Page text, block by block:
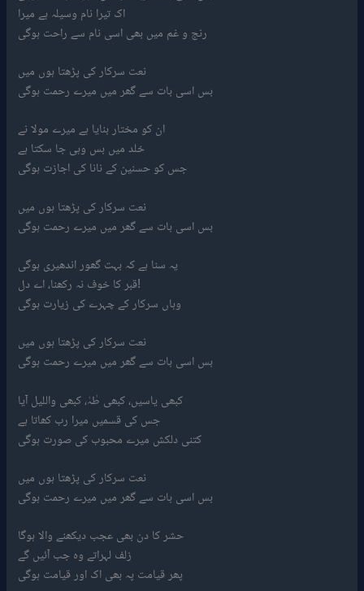
اک تیرا نام وسیلہ ہے میرا
رنج و غم میں بھی اسی نام سے راحت ہوگی
نعت سرکار کی پڑھتا ہوں میں
بس اسی بات سے گھر میں میرے رحمت ہوگی
ان کو مختار بنایا ہے میرے مولا نے
خلد میں بس وہی جا سکتا ہے
جس کو حسنین کے نانا کی اجازت ہوگی
نعت سرکار کی پڑھتا ہوں میں
بس اسی بات سے گھر میں میرے رحمت ہوگی
یہ سنا ہے کہ بہت گھور اندھیری ہوگی
قبر کا خوف نہ رکھنا، اے دل!
وہاں سرکار کے چہرے کی زیارت ہوگی
نعت سرکار کی پڑھتا ہوں میں
بس اسی بات سے گھر میں میرے رحمت ہوگی
کبھی یاسیں، کبھی طٰہٰ، کبھی واللیل آیا
جس کی قسمیں میرا رب کھاتا ہے
کتنی دلکش میرے محبوب کی صورت ہوگی
نعت سرکار کی پڑھتا ہوں میں
بس اسی بات سے گھر میں میرے رحمت ہوگی
حشر کا دن بھی عجب دیکھنے والا ہوگا
زلف لہراتے وہ جب آئیں گے
پھر قیامت پہ بھی اک اور قیامت ہوگی